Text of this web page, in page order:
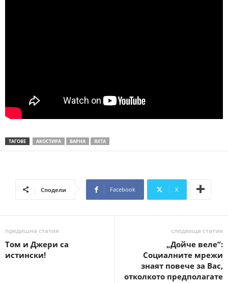
ТАГОВЕ АКОСТИРА ВАРНА ЯХТА
Сподели Facebook X
предишна статия
Том и Джери са
истински!
следваща статия
„Дойче веле”:
Социалните мрежи
знаят повече за Вас,
отколкото предполагате